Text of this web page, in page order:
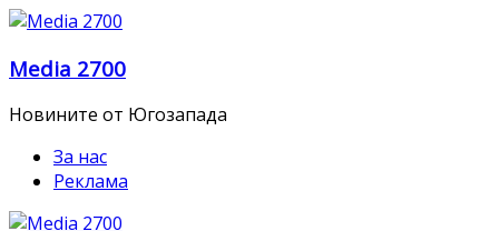
Skip
content
Media 2700
Новините от Югозапада
За нас
Реклама